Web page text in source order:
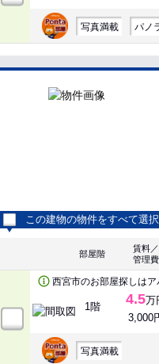
写真満載 パノ
この建物の物件をすべて選択
部屋階
賃料／
管理費
西宮市のお部屋探しは
1階 4.5万
3,000
写真満載